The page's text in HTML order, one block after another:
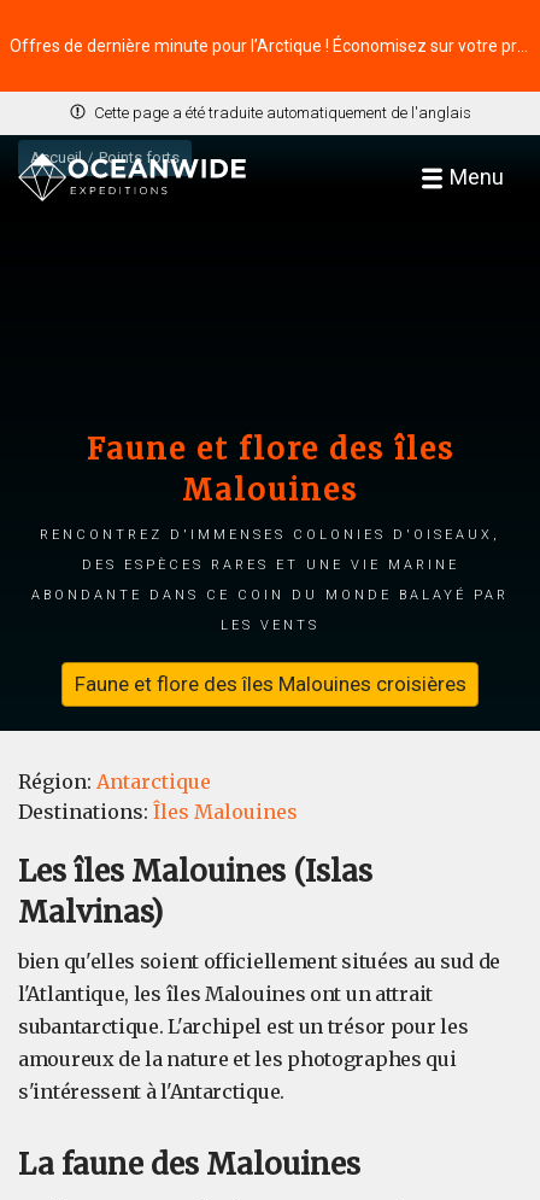
Cette page a été traduite automatiquement de l'anglais
Menu
Accueil Points forts
Faune et flore des îles
Malouines
Rencontrez d'immenses colonies d'oiseaux,
des espèces rares et une vie marine
abondante dans ce coin du monde balayé par
les vents
Faune et flore des îles Malouines croisières
Région: Antarctique
Destinations: Îles Malouines
Les îles Malouines (Islas
Malvinas)
bien qu'elles soient officiellement situées au sud de
l'Atlantique, les îles Malouines ont un attrait
subantarctique. L'archipel est un trésor pour les
amoureux de la nature et les photographes qui
s'intéressent à l'Antarctique.
La faune des Malouines